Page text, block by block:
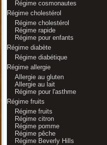
Régime cosmonautes
Régime cholestérol
Régime cholestérol
Régime rapide
Régime pour enfants
Régime diabète
Régime diabétique
Régime allergie
Allergie au gluten
Allergie au lait
Régime pour l'asthme
Régime fruits
Régime fruits
Régime citron
Régime pomme
Régime pêche
Régime Beverly Hills